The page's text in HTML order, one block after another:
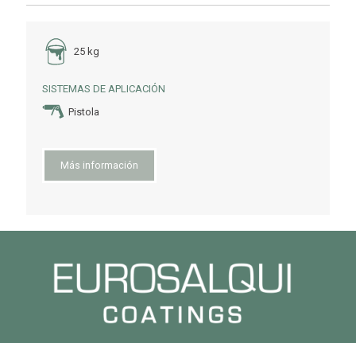
25 kg
SISTEMAS DE APLICACIÓN
Pistola
Más información